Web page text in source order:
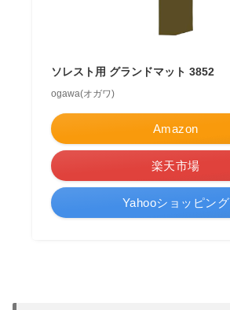
ソレスト用 グランドマット 3852
ogawa(オガワ)
Amazon
楽天市場
Yahooショッピング